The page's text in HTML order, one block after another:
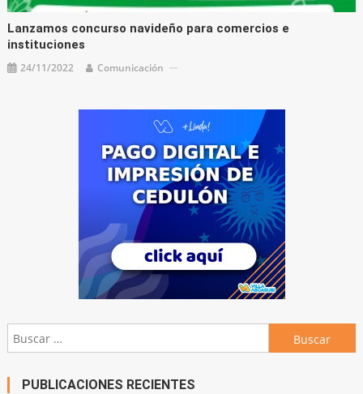
Lanzamos concurso navideño para comercios e
instituciones
24/11/2022 Comunicación
Buscar:
PUBLICACIONES RECIENTES